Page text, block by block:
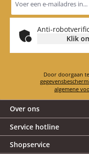
mailadres
*
Anti-
Klik
algemene
Over ons
Service hotline
Shopservice